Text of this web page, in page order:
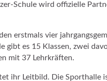
Schule wird offizielle
erstmals vier
es 15 Klassen, zwei
mit 37 Lehrkräften.
ihr Leitbild. Die